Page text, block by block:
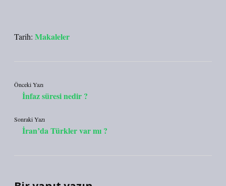
Tarih: Makaleler
Önceki Yazı
İnfaz süresi nedir ?
Sonraki Yazı
İran’da Türkler var mı ?